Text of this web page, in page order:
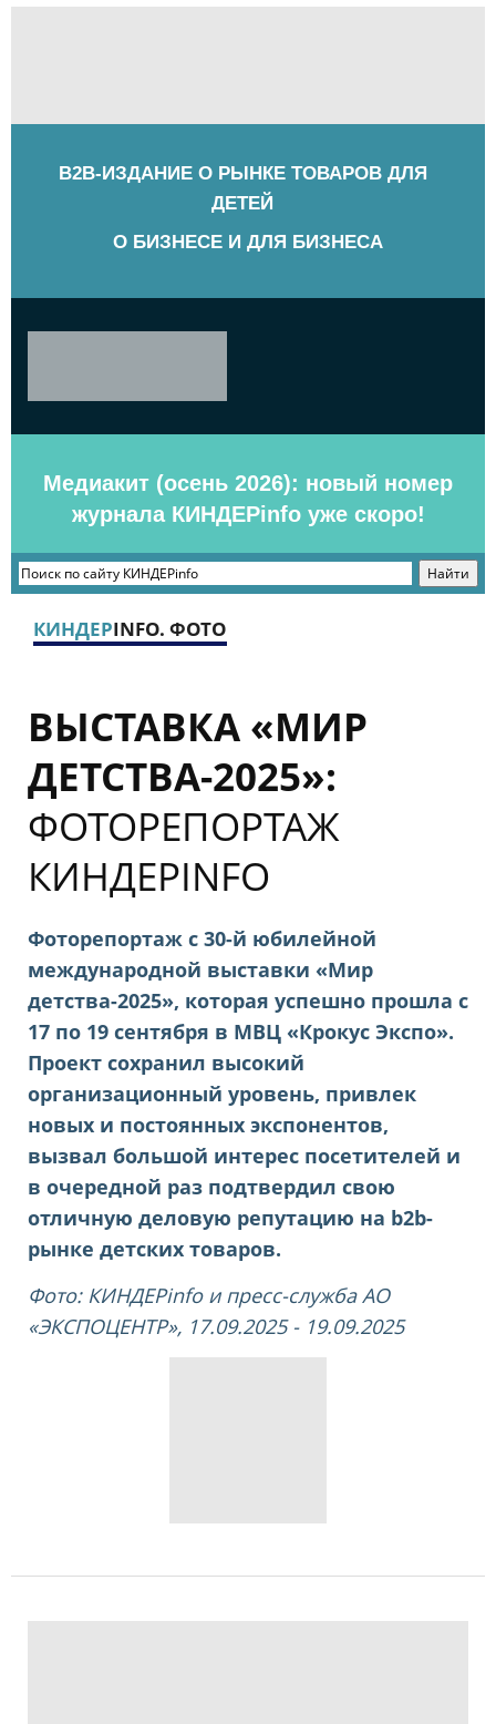
B2B-ИЗДАНИЕ О РЫНКЕ ТОВАРОВ ДЛЯ
ДЕТЕЙ
О БИЗНЕСЕ И ДЛЯ БИЗНЕСА
Медиакит (осень 2026): новый номер
журнала КИНДЕРinfo уже скоро!
КИНДЕРINFO. ФОТО
ВЫСТАВКА «МИР
ДЕТСТВА-2025»:
ФОТОРЕПОРТАЖ
КИНДЕРINFO
Фоторепортаж с 30-й юбилейной
международной выставки «Мир
детства-2025», которая успешно прошла с
17 по 19 сентября в МВЦ «Крокус Экспо».
Проект сохранил высокий
организационный уровень, привлек
новых и постоянных экспонентов,
вызвал большой интерес посетителей и
в очередной раз подтвердил свою
отличную деловую репутацию на b2b-
рынке детских товаров.
Фото: КИНДЕРinfo ипресс-служба АО
«ЭКСПОЦЕНТР», 17.09.2025 - 19.09.2025